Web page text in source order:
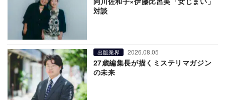
対談
出版業界 2026.08.05
27歳編集長が描くミステリマガジン
の未来